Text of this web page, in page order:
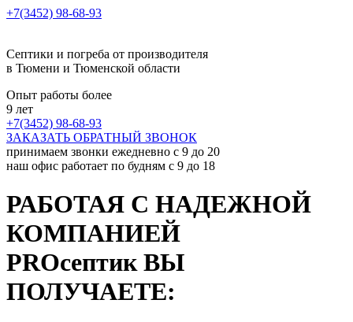
+7(3452) 98-68-93
Септики и погреба от производителя
в Тюмени и Тюменской области
Опыт работы более
9 лет
+7(3452) 98-68-93
ЗАКАЗАТЬ ОБРАТНЫЙ ЗВОНОК
принимаем звонки ежедневно с 9 до 20
наш офис работает по будням с 9 до 18
РАБОТАЯ С НАДЕЖНОЙ
КОМПАНИЕЙ
PROсептик ВЫ
ПОЛУЧАЕТЕ: